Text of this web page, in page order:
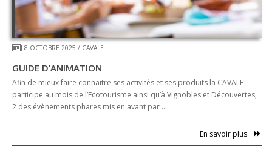
8 OCTOBRE 2025 / CAVALE
GUIDE D’ANIMATION
Afin de mieux faire connaitre ses activités et ses produits la CAVALE
participe au mois de l’Ecotourisme ainsi qu’à Vignobles et Découvertes,
2 des évènements phares mis en avant par …
En savoir plus